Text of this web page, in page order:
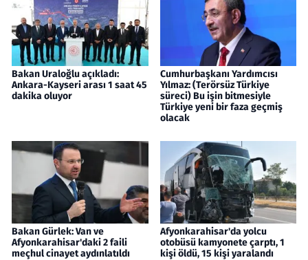
Bakan Uraloğlu açıkladı:
Ankara-Kayseri arası 1 saat 45
dakika oluyor
Cumhurbaşkanı Yardımcısı
Yılmaz: (Terörsüz Türkiye
süreci) Bu işin bitmesiyle
Türkiye yeni bir faza geçmiş
olacak
Bakan Gürlek: Van ve
Afyonkarahisar'daki 2 faili
meçhul cinayet aydınlatıldı
Afyonkarahisar'da yolcu
otobüsü kamyonete çarptı, 1
kişi öldü, 15 kişi yaralandı